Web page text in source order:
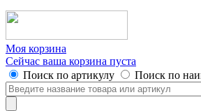
Моя корзина
Сейчас ваша корзина пуста
Поиск по артикулу
Поиск по